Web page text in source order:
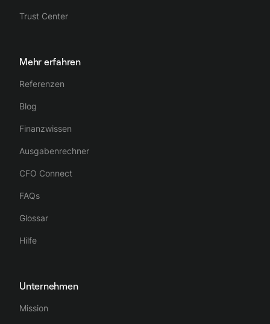
Trust Center
Mehr erfahren
Referenzen
Blog
Finanzwissen
Ausgabenrechner
CFO Connect
FAQs
Glossar
Hilfe
Unternehmen
Mission